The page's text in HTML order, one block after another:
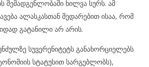
შემადგენლობაში ხილვა სურს. ამ
ალასკასთან შედარებით ისაა, რომ
გატანილი არ არის.
სუვერენიტეტს განახორციელებს
სტატუსით სარგებლობს),